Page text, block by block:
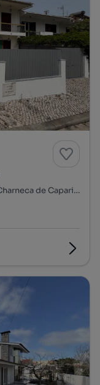
Rua Dona Filipa de Lencastre, Aroeira, Charneca de Caparica e Sobreda, Almada, Setúbal